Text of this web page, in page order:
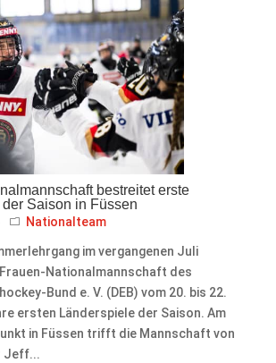
bestreitet erste
Saison in Füssen
Nationalteam
im vergangenen Juli
Nationalmannschaft des
Bund e. V. (DEB) vom 20. bis 22.
ersten Länderspiele der Saison. Am
in Füssen trifft die Mannschaft von
Jeff...